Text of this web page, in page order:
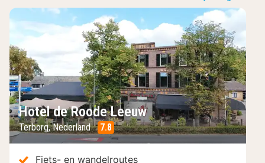
Hotel de Roode Leeuw
Terborg,Nederland 7.8
/10
Fiets- en wandelroutes